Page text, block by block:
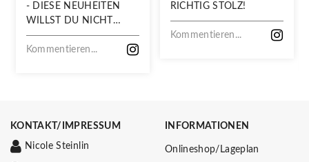
- DIESE NEUHEITEN
WILLST DU NICHT
VERPASSEN!
Kommentieren...
RICHTIG STOLZ!
Kommentieren...
KONTAKT/IMPRESSUM
Nicole Steinlin
INFORMATIONEN
Onlineshop/Lageplan